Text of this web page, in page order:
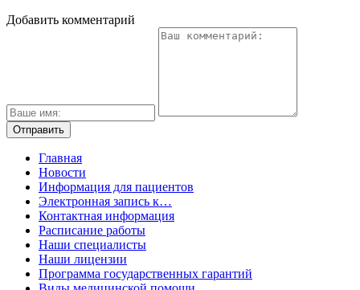
Добавить комментарий
Главная
Новости
Информация для пациентов
Электронная запись к…
Контактная информация
Расписание работы
Наши специалисты
Наши лицензии
Программа государственных гарантий